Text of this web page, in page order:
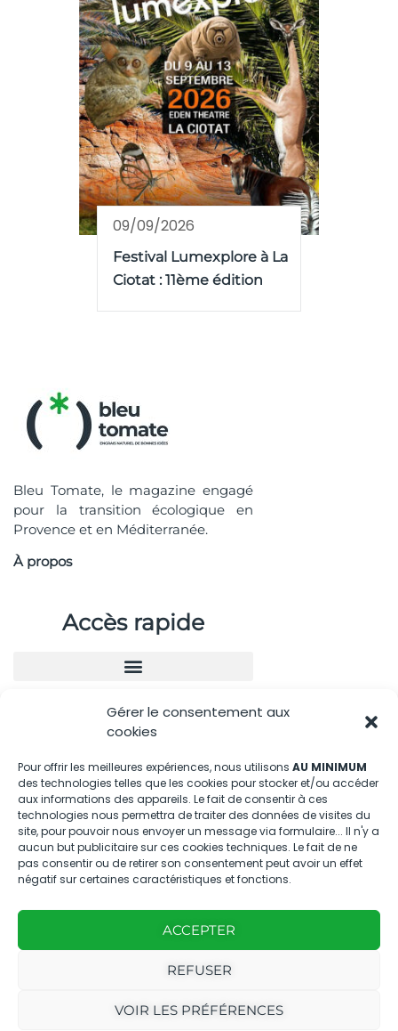
Gérer le consentement aux
cookies
Pour offrir les meilleures expériences, nous utilisons AU MINIMUM
des technologies telles que les cookies pour stocker et/ou accéder
aux informations des appareils. Le fait de consentir à ces
technologies nous permettra de traiter des données de visites du
site, pour pouvoir nous envoyer un message via formulaire... Il n'y a
aucun but publicitaire sur ces cookies techniques. Le fait de ne
pas consentir ou de retirer son consentement peut avoir un effet
négatif sur certaines caractéristiques et fonctions.
ACCEPTER
REFUSER
VOIR LES PRÉFÉRENCES
09/09/2026
Festival Lumexplore à La
Ciotat : 11ème édition
Bleu Tomate, le magazine engagé
pour la transition écologique en
Provence et en Méditerranée.
À propos
Accès rapide
Nous contacter
04.88.08.75.28
contactBT@bleu-tomate.fr
Kit média
Kit média Bleu Tomate
Nous suivre